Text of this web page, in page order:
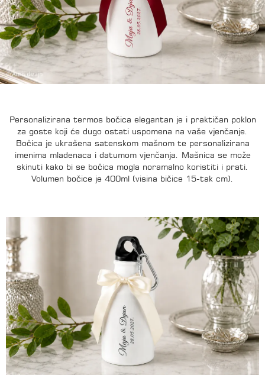
Personalizirana termos bočica elegantan je i praktičan poklon
za goste koji će dugo ostati uspomena na vaše vjenčanje.
Bočica je ukrašena satenskom mašnom te personalizirana
imenima mladenaca i datumom vjenčanja. Mašnica se može
skinuti kako bi se bočica mogla noramalno koristiti i prati.
Volumen bočice je 400ml (visina bičice 15-tak cm).